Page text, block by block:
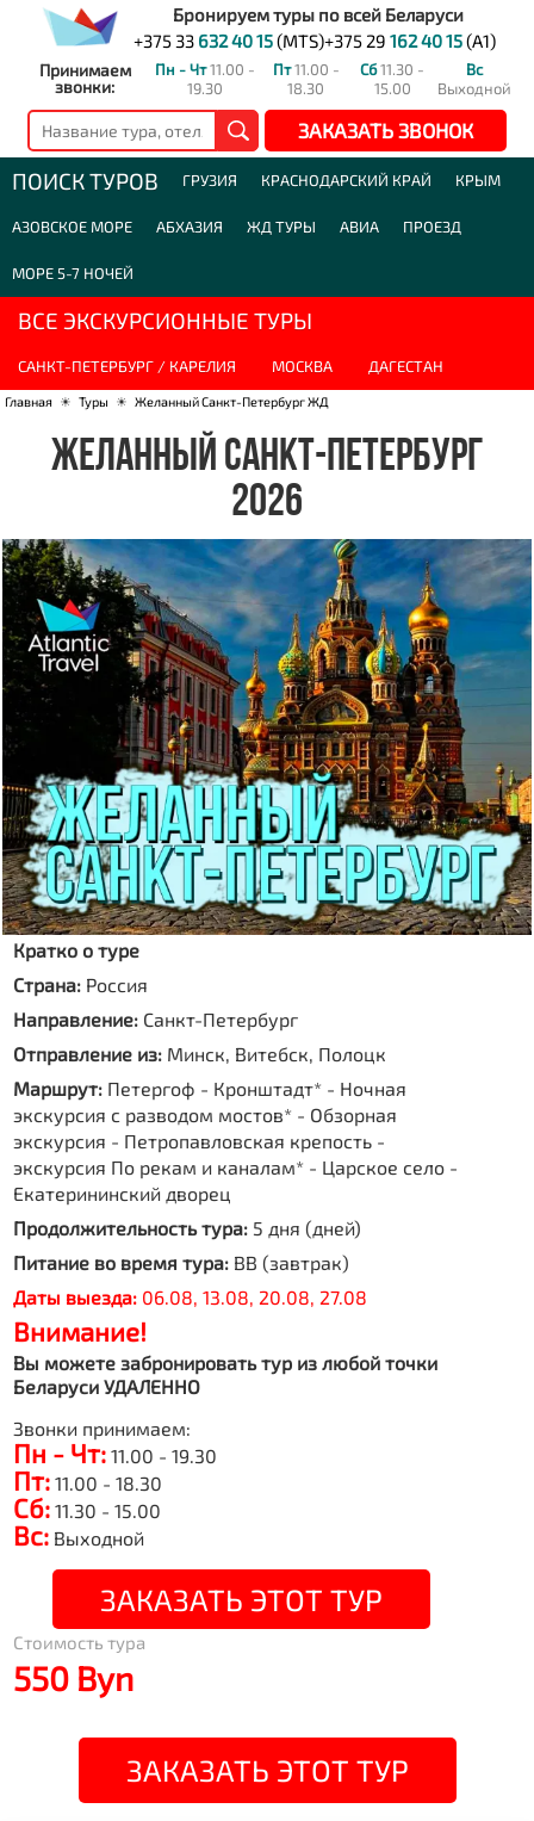
Бронируем туры по всей Беларуси
+375 33 632 40 15(MTS)+375 29 162 40 15(A1)
Принимаем
звонки:
Пн - Чт11.00 -
19.30
Пт11.00 -
18.30
Сб11.30 -
15.00
Вс
Выходной
ЗАКАЗАТЬ ЗВОНОК
ПОИСК ТУРОВ ГРУЗИЯ КРАСНОДАРСКИЙ КРАЙ КРЫМ
АЗОВСКОЕ МОРЕ АБХАЗИЯ ЖД ТУРЫ АВИА ПРОЕЗД
МОРЕ 5-7 НОЧЕЙ
ВСЕ ЭКСКУРСИОННЫЕ ТУРЫ
САНКТ-ПЕТЕРБУРГ / КАРЕЛИЯ МОСКВА ДАГЕСТАН
Главная ☀ Туры ☀ Желанный Санкт-Петербург ЖД
ЖЕЛАННЫЙ САНКТ-ПЕТЕРБУРГ
2026
Кратко о туре
Страна: Россия
Направление: Санкт-Петербург
Отправление из: Минск, Витебск, Полоцк
Маршрут: Петергоф - Кронштадт* - Ночная
экскурсия с разводом мостов* - Обзорная
экскурсия - Петропавловская крепость -
экскурсия По рекам и каналам* - Царское село -
Екатерининский дворец
Продолжительность тура: 5 дня (дней)
Питание во время тура: BB (завтрак)
Даты выезда: 06.08, 13.08, 20.08, 27.08
Внимание!
Вы можете забронировать тур из любой точки
Беларуси УДАЛЕННО
Звонки принимаем:
Пн - Чт: 11.00 - 19.30
Пт: 11.00 - 18.30
Сб: 11.30 - 15.00
Вс: Выходной
ЗАКАЗАТЬ ЭТОТ ТУР
Стоимость тура
550 Byn
ЗАКАЗАТЬ ЭТОТ ТУР